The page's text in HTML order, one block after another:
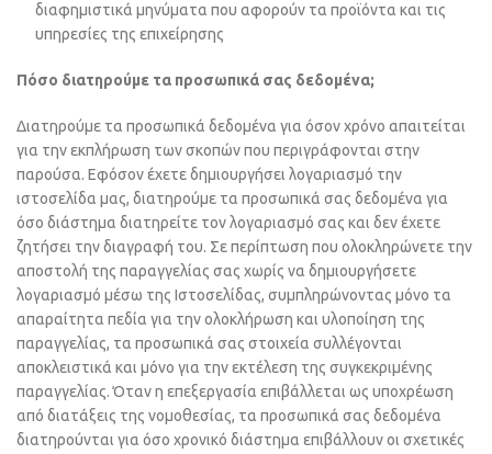
διαφημιστικά μηνύματα που αφορούν τα προϊόντα και τις
υπηρεσίες της επιχείρησης
Πόσο διατηρούμε τα προσωπικά σας δεδομένα;
Διατηρούμε τα προσωπικά δεδομένα για όσον χρόνο απαιτείται
για την εκπλήρωση των σκοπών που περιγράφονται στην
παρούσα. Εφόσον έχετε δημιουργήσει λογαριασμό την
ιστοσελίδα μας, διατηρούμε τα προσωπικά σας δεδομένα για
όσο διάστημα διατηρείτε τον λογαριασμό σας και δεν έχετε
ζητήσει την διαγραφή του. Σε περίπτωση που ολοκληρώνετε την
αποστολή της παραγγελίας σας χωρίς να δημιουργήσετε
λογαριασμό μέσω της Ιστοσελίδας, συμπληρώνοντας μόνο τα
απαραίτητα πεδία για την ολοκλήρωση και υλοποίηση της
παραγγελίας, τα προσωπικά σας στοιχεία συλλέγονται
αποκλειστικά και μόνο για την εκτέλεση της συγκεκριμένης
παραγγελίας. Όταν η επεξεργασία επιβάλλεται ως υποχρέωση
από διατάξεις της νομοθεσίας, τα προσωπικά σας δεδομένα
διατηρούνται για όσο χρονικό διάστημα επιβάλλουν οι σχετικές